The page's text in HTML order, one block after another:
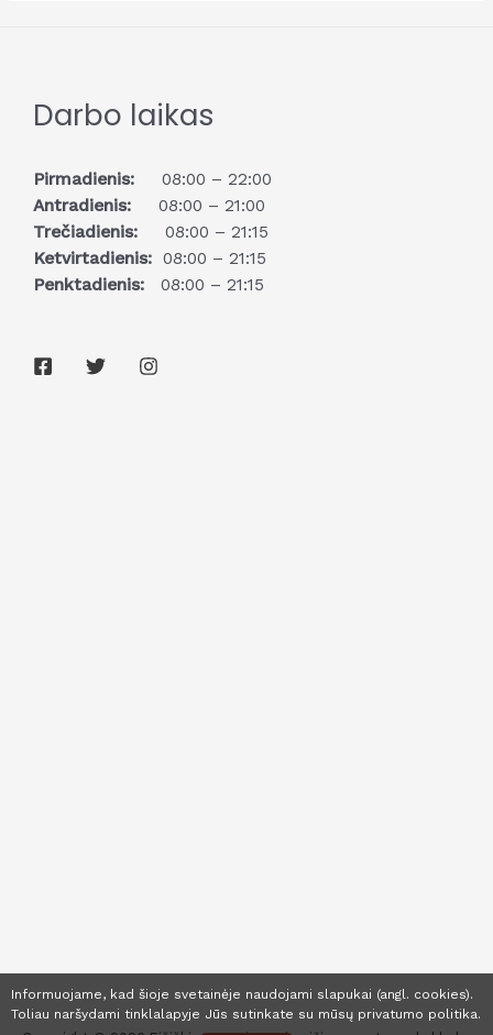
Darbo laikas
Pirmadienis: 08:00 – 22:00
Antradienis: 08:00 – 21:00
Trečiadienis: 08:00 – 21:15
Ketvirtadienis: 08:00 – 21:15
Penktadienis: 08:00 – 21:15
Informuojame, kad šioje svetainėje naudojami slapukai (angl. cookies).
Toliau naršydami tinklalapyje Jūs sutinkate su mūsų privatumo politika.